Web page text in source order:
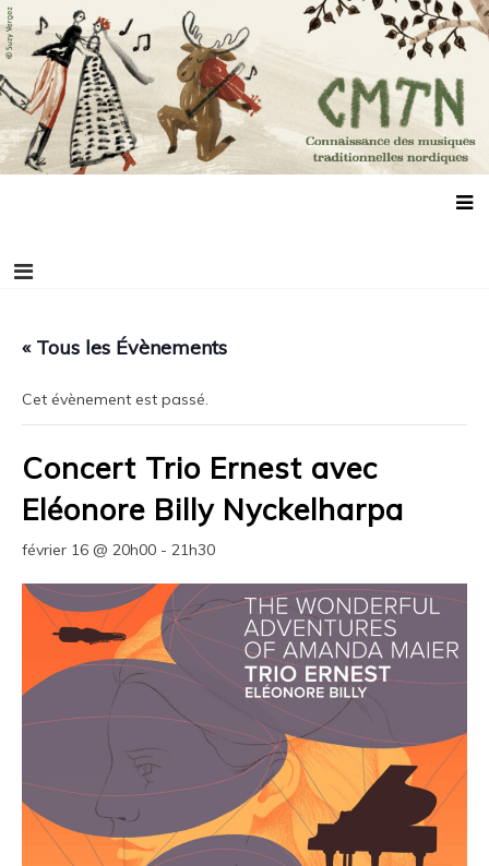
Aller
au
contenu
Connaissance des musiques traditionnelles
nordiques
Association de promotion des musiques, des danses et de la culture
scandinaves
« Tous les Évènements
Cet évènement est passé.
Concert Trio Ernest avec
Eléonore Billy Nyckelharpa
février 16 @ 20h00 - 21h30